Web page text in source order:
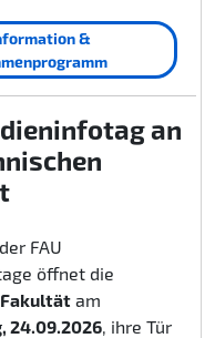
&
an
FAU
öffnet die
am
24.09.2026, ihre Tür